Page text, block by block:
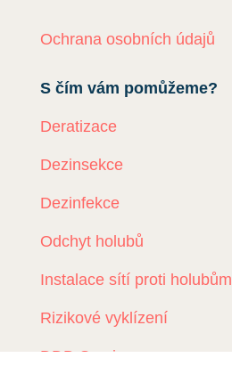
Ochrana osobních údajů
S čím vám pomůžeme?
Deratizace
Dezinsekce
Dezinfekce
Odchyt holubů
Instalace sítí proti holubům
Rizikové vyklízení
DDD Servis